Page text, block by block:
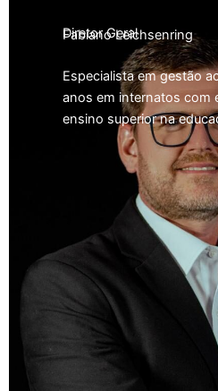
Fabiano Leichsenring
Diretor Geral
Especialista em gestão
anos em internatos com
ensino superior na